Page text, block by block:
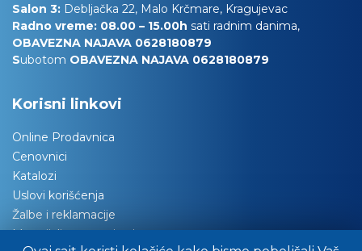
Salon 3: Debljačka 22, Malo Krčmare, Kragujevac
Radno vreme: 08.00 – 15.00h sati radnim danima,
OBAVEZNA NAJAVA 0628180879
Subotom OBAVEZNA NAJAVA 0628180879
Korisni linkovi
Online Prodavnica
Cenovnici
Katalozi
Uslovi korišćenja
Žalbe i reklamacije
Materijali za tapaciranje